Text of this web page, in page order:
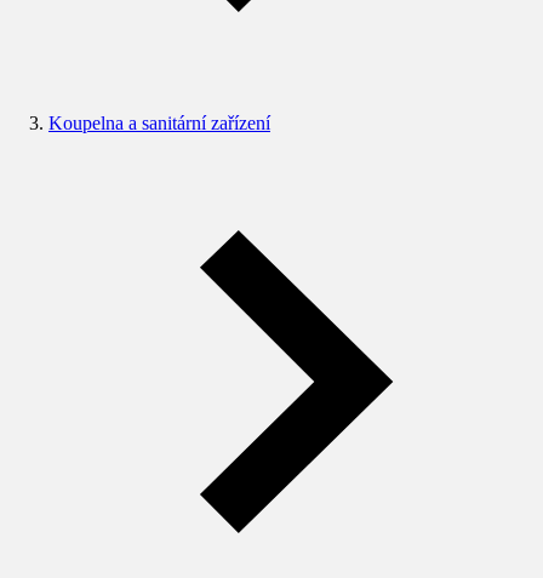
Koupelna a sanitární zařízení